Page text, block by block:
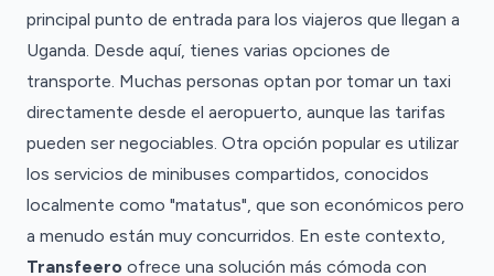
principal punto de entrada para los viajeros que llegan a
Uganda. Desde aquí, tienes varias opciones de
transporte. Muchas personas optan por tomar un taxi
directamente desde el aeropuerto, aunque las tarifas
pueden ser negociables. Otra opción popular es utilizar
los servicios de minibuses compartidos, conocidos
localmente como "matatus", que son económicos pero
a menudo están muy concurridos. En este contexto,
Transfeero ofrece una solución más cómoda con